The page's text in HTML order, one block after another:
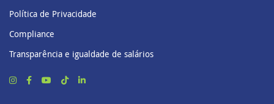
Política de Privacidade
Compliance
Transparência e igualdade de salários